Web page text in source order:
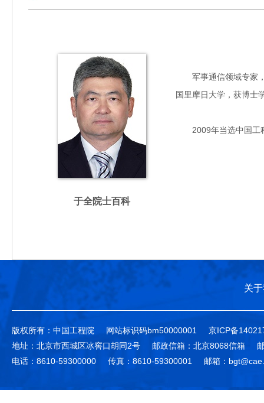
于全院士百科
军事通信领域专家，
国里摩日大学，获博士
2009年当选中国工
关
版权所有：中国工程院 网站标识码bm50000001
京ICP备
地址：北京市西城区冰窖口胡同2号
邮政信箱：北京8068信箱
电话：8610-59300000
传真：8610-59300001 邮箱：